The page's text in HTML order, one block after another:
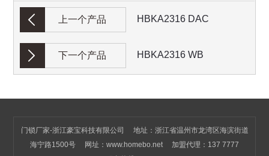
上一个产品 HBKA2316 DAC
下一个产品 HBKA2316 WB
门锁厂家-浙江豪宝科技有限公司 地址：浙江省温州市龙湾区海滨街道
海宁路1500号 网址： www.homebo.net加盟代理：137 7777